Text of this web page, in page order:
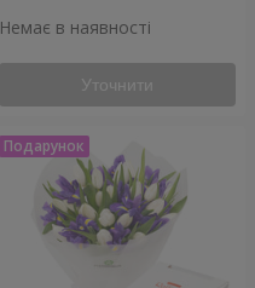
Немає в наявності
Уточнити